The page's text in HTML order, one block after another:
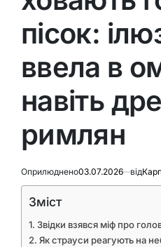
пісок:
ввела в
навіть
римлян
Оприлюднено03.07.2026 від
Зміст
Звідки взявся міф про
Як страуси реагують на